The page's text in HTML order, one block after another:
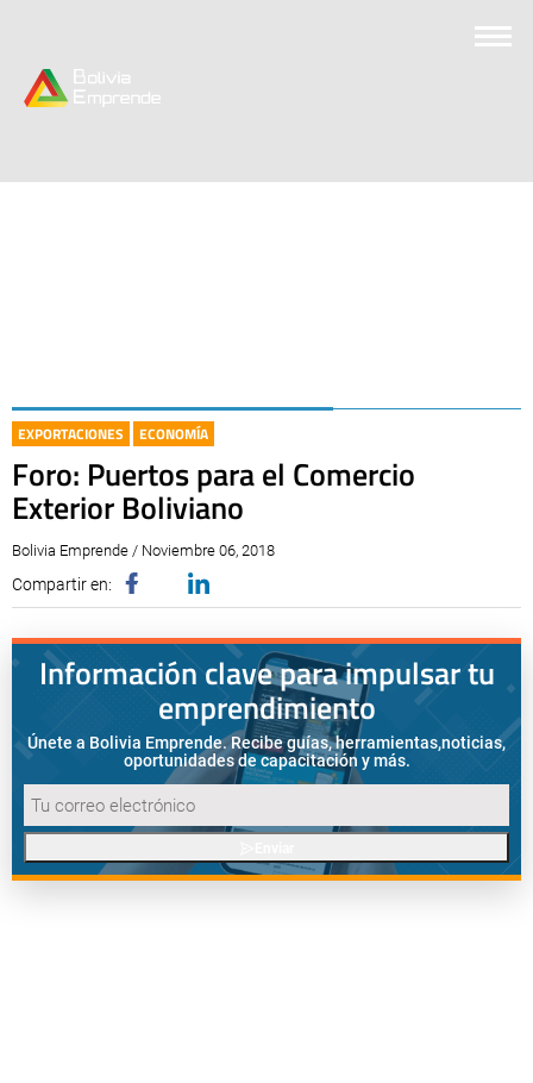
EXPORTACIONES ECONOMÍA
Foro: Puertos para el Comercio
Exterior Boliviano
Bolivia Emprende / Noviembre 06, 2018
Compartir en:
Información clave para impulsar tu
emprendimiento
Únete a Bolivia Emprende. Recibe guías, herramientas,noticias,
oportunidades de capacitación y más.